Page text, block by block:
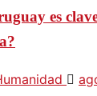
es